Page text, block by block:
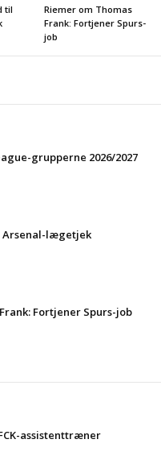
til
Riemer om Thomas
Frank: Fortjener Spurs-
job
grupperne 2026/2027
Arsenal-lægetjek
Fortjener Spurs-job
assistenttræner